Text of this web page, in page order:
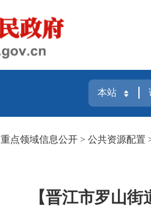
重点领域信息公开 > 公共资源配置
【晋江市罗山